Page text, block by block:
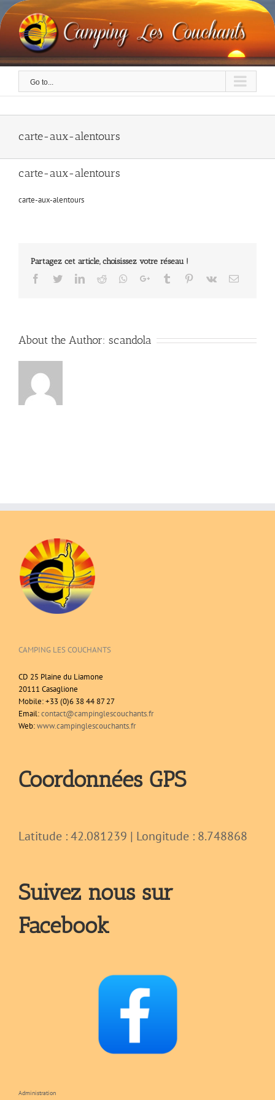
Skip
to
content
Go to...
carte-aux-alentours
carte-aux-alentours
carte-aux-alentours
Partagez cet article, choisissez votre réseau !
Facebook
TwitterLinkedIn
Reddit Whatsapp
Google+Tumblr Pinterest
Vk Email
About the Author: scandola
CAMPING LES COUCHANTS
CD 25 Plaine du Liamone
20111 Casaglione
Mobile: +33 (0)6 38 44 87 27
Email:contact@campinglescouchants.fr
Web:www.campinglescouchants.fr
Coordonnées GPS
Latitude : 42.081239 | Longitude : 8.748868
Suivez nous sur
Facebook
Administration